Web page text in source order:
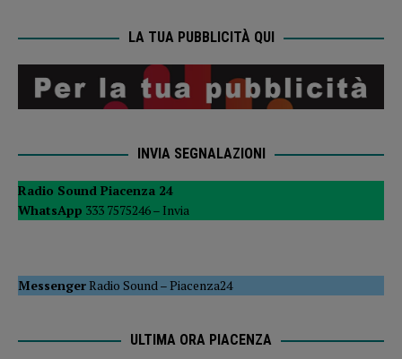
LA TUA PUBBLICITÀ QUI
INVIA SEGNALAZIONI
Radio Sound Piacenza 24
WhatsApp 333 7575246 – Invia
MessengerRadio Sound–Piacenza24
ULTIMA ORA PIACENZA